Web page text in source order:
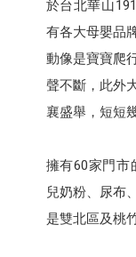
於台北華山
有各大母嬰品
動像是寶寶爬
聲不斷，此外
襄盛舉，短短
擁有60家門市
兒奶粉、尿布
是雙北區及桃